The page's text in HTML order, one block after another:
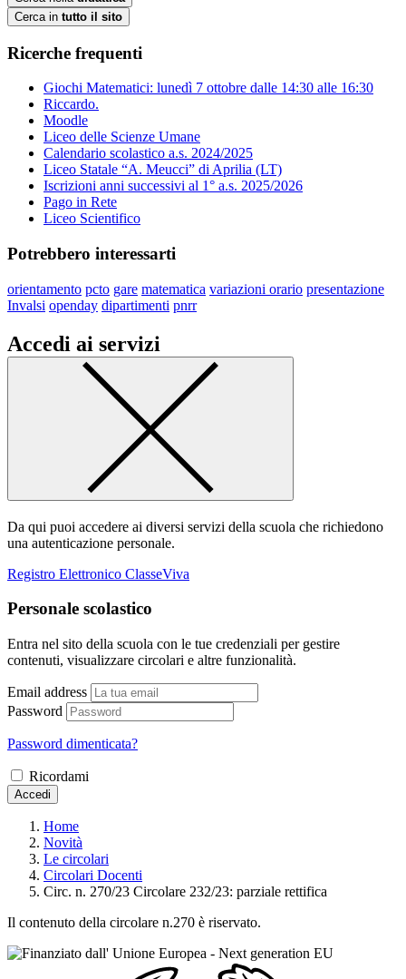
Cerca in tutto il sito
Ricerche frequenti
Giochi Matematici: lunedì 7 ottobre dalle 14:30 alle 16:30
Riccardo.
Moodle
Liceo delle Scienze Umane
Calendario scolastico a.s. 2024/2025
Liceo Statale “A. Meucci” di Aprilia (LT)
Iscrizioni anni successivi al 1° a.s. 2025/2026
Pago in Rete
Liceo Scientifico
Potrebbero interessarti
orientamento pcto gare matematica variazioni orario presentazione
Invalsi openday dipartimenti pnrr
Accedi ai servizi
Da qui puoi accedere ai diversi servizi della scuola che richiedono
una autenticazione personale.
Registro Elettronico ClasseViva
Personale scolastico
Entra nel sito della scuola con le tue credenziali per gestire
contenuti, visualizzare circolari e altre funzionalità.
Email address
Password
Password dimenticata?
Ricordami
Accedi
Home
Novità
Le circolari
Circolari Docenti
Circ. n. 270/23 Circolare 232/23: parziale rettifica
Il contenuto della circolare n.270 è riservato.